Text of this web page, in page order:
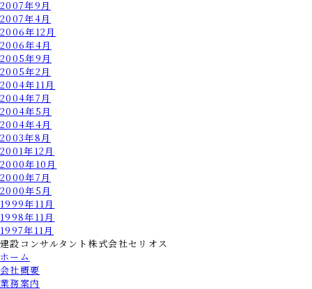
2007年9月
2007年4月
2006年12月
2006年4月
2005年9月
2005年2月
2004年11月
2004年7月
2004年5月
2004年4月
2003年8月
2001年12月
2000年10月
2000年7月
2000年5月
1999年11月
1998年11月
1997年11月
建設コンサルタント 株式会社セリオス
ホーム
会社概要
業務案内